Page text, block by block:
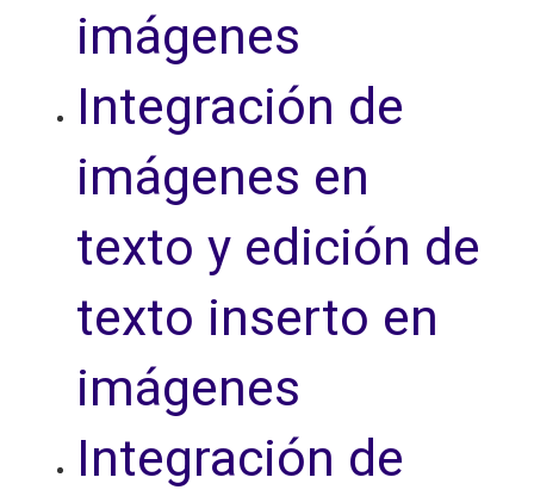
imágenes
Integración de
imágenes en
texto y edición de
texto inserto en
imágenes
Integración de